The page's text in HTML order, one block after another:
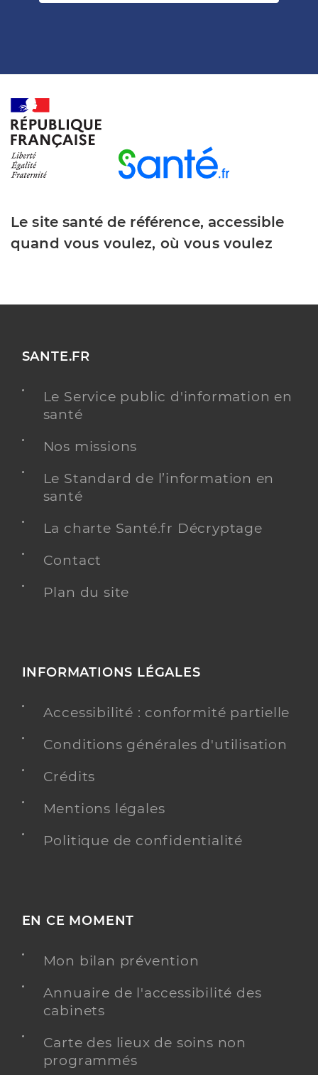
Le site santé de référence, accessible
quand vous voulez, où vous voulez
SANTE.FR
Le Service public d'information en
santé
Nos missions
Le Standard de l’information en
santé
La charte Santé.fr Décryptage
Contact
Plan du site
INFORMATIONS LÉGALES
Accessibilité : conformité partielle
Conditions générales d'utilisation
Crédits
Mentions légales
Politique de confidentialité
EN CE MOMENT
Mon bilan prévention
Annuaire de l'accessibilité des
cabinets
Carte des lieux de soins non
programmés